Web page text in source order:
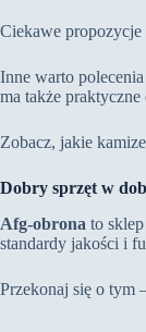
Ciekawe propozycje
Inne warto polecenia
ma także
Zobacz, jakie
Dobry sprzęt w
Afg-obrona to
standardy jakości i
Przekonaj się o tym